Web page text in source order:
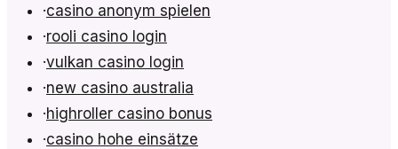
·casino anonym spielen
·rooli casino login
·vulkan casino login
·new casino australia
·highroller casino bonus
·casino hohe einsätze